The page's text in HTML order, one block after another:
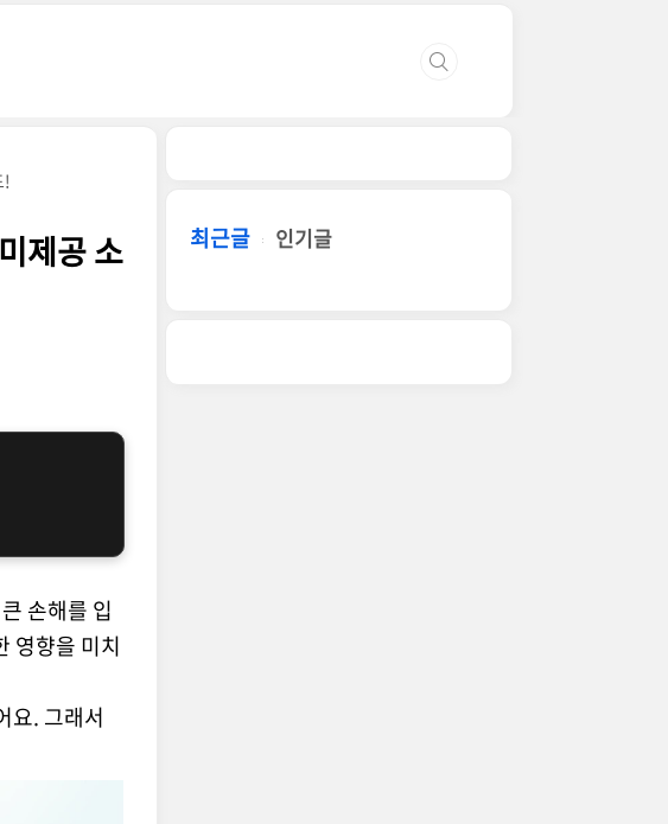
!
제공 소
손해를 입
영향을 미치
요. 그래서
최근글 인기글